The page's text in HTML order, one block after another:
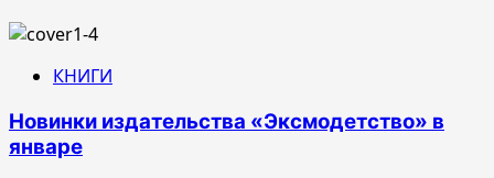
КНИГИ
Новинки издательства «Эксмодетство» в
январе